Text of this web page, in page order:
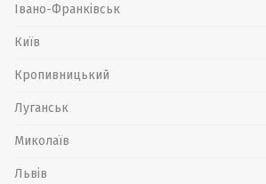
Івано-Франківськ
Київ
Кропивницький
Луганськ
Миколаїв
Львів